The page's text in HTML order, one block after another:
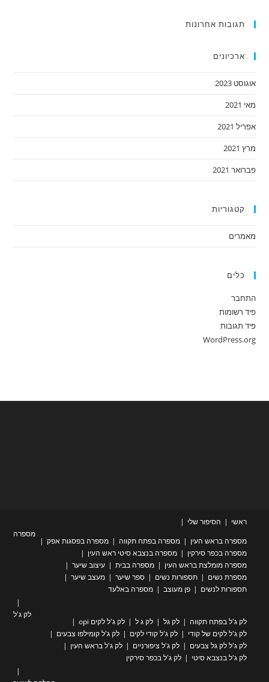
תגובות אחרונות
ארכיונים
אוגוסט 2023
מאי 2021
אפריל 2021
מרץ 2021
פברואר 2021
קטגוריות
מאמרים
כלים
התחבר
פיד רשומות
פיד תגובות
WordPress.org
ראשי
הסיפור שלי
מספרה
מספרה בראש העין מספרה בפתח תקווה
מספרה בפסגות אפק
מספרה בכפר סירקין
מספרה בנצבא סיטי ראש העין
מספרה מומלצת בראש העין
מספרה בבית
עיצוב שיער
מספרת נשים
תספורות נשים ספר שיער
מעצב שיער
תספורות לנשים
פן מעוצב מספרה באלעד
לק ג'ל
לק ג'ל בפתח תקווה לק גל לק ג ל
לק ג'ל לקים opi
לק ג'ל לקים של קודי
לק ג'ל קודי לקים
לק ג'ל קומילפו צבעים
לק ג'ל לק גל צבעים
לק ג'ל ציפורניים
לק ג'ל בראש העין
לק ג'ל בנצבא סיטי
לק ג'ל בכפר סירקין